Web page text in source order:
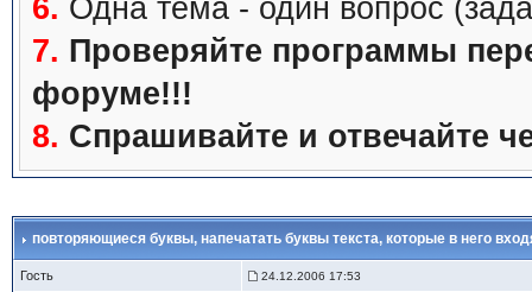
6. Одна тема - один вопрос
7. Проверяйте программы
форуме!!!
8. Спрашивайте и отвечайте
повторяющиеся буквы, напечатать буквы текста, которые в него
Гость 24.12.2006 17:53